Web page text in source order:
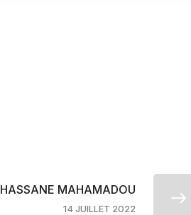
HASSANE MAHAMADOU
14 JUILLET 2022